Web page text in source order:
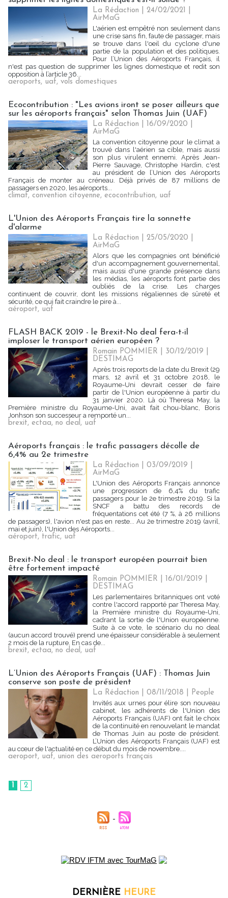
La Rédaction | 24/02/2021
AirMaG
L'aérien est empêtré non seulement dans
une crise sans fin, faute de passager, mais
se trouve dans l'oeil du cyclone d'une
partie de la population et des politiques.
Pour l’Union des Aéroports Français, il
n'est pas question de supprimer les lignes domestique et redit son
opposition à l’article 36...
aeroports, uaf, vols domestiques
Ecocontribution : "Les avions iront se poser ailleurs que
sur les aéroports français" selon Thomas Juin (UAF)
La Rédaction | 16/09/2020
AirMaG
La convention citoyenne pour le climat a
trouvé dans l'aérien sa cible, mais aussi
son plus virulent ennemi. Après Jean-
Pierre Sauvage, Christophe Hardin, c'est
au président de l’Union des Aéroports
Français de monter au créneau. Déjà privés de 87 millions de
passagers en 2020, les aéroports...
climat, convention citoyenne, ecocontribution, uaf
L'Union des Aéroports Français tire la sonnette
d'alarme
La Rédaction | 25/05/2020
AirMaG
Alors que les compagnies ont bénéficié
d'un accompagnement gouvernemental,
mais aussi d'une grande présence dans
les médias, les aéroports font partie des
oubliés de la crise. Les charges
continuent de couvrir, dont les missions régaliennes de sûreté et
sécurité, ce qui fait craindre le pire à...
aéroport, uaf
FLASH BACK 2019 - le Brexit-No deal fera-t-il
imploser le transport aérien européen ?
Romain POMMIER | 30/12/2019
DESTIMAG
Après trois reports de la date du Brexit (29
mars, 12 avril et 31 octobre 2018, le
Royaume-Uni devrait cesser de faire
partir de l'Union européenne à partir du
31 janvier 2020. Là où Theresa May, la
Première ministre du Royaume-Uni, avait fait chou-blanc, Boris
Jonhson son successeur a remporté un...
brexit, ectaa, no deal, uaf
Aéroports français : le trafic passagers décolle de
6,4% au 2e trimestre
La Rédaction | 03/09/2019
AirMaG
L'Union des Aéroports Français annonce
une progression de 6,4% du trafic
passagers pour le 2e trimestre 2019. Si la
SNCF a battu des records de
fréquentations cet été (7 %, à 26 millions
de passagers), l'avion n'est pas en reste... Au 2e trimestre 2019 (avril,
mai et juin), l'Union des Aéroports...
aéroport, trafic, uaf
Brexit-No deal : le transport européen pourrait bien
être fortement impacté
Romain POMMIER | 16/01/2019
DESTIMAG
Les parlementaires britanniques ont voté
contre l'accord rapporté par Theresa May,
la Première ministre du Royaume-Uni,
cadrant la sortie de l'Union européenne.
Suite à ce vote, le scénario du no deal
(aucun accord trouvé) prend une épaisseur considérable à seulement
2 mois de la rupture. En cas de...
brexit, ectaa, no deal, uaf
L’Union des Aéroports Français (UAF) : Thomas Juin
conserve son poste de président
La Rédaction | 08/11/2018
People
Invités aux urnes pour élire son nouveau
cabinet, les adhérents de l'Union des
Aéroports Français (UAF) ont fait le choix
de la continuité en renouvelant le mandat
de Thomas Juin au poste de président.
L’Union des Aéroports Français (UAF) est
au cœur de l'actualité en ce début du mois de novembre....
aeroport, uaf, union des aeroports français
1 2
DERNIÈRE HEURE